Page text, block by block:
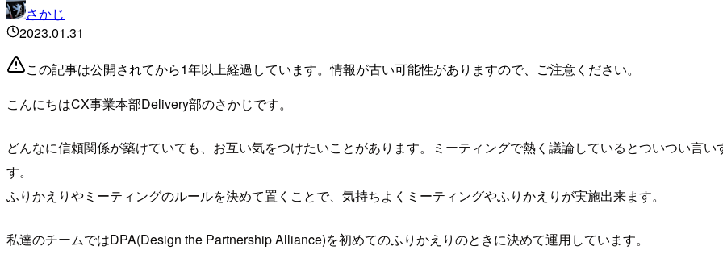
さかじ
2023.01.31
この記事は公開されてから1年以上経過しています。情報が古い可能性がありますので、ご注意ください。
こんにちはCX事業本部Delivery部のさかじです。
どんなに信頼関係が築けていても、お互い気をつけたいことがあります。ミーティングで熱く議論しているとついつい言
す。
ふりかえりやミーティングのルールを決めて置くことで、気持ちよくミーティングやふりかえりが実施出来ます。
私達のチームではDPA(Design the Partnership Alliance)を初めてのふりかえりのときに決めて運用しています。